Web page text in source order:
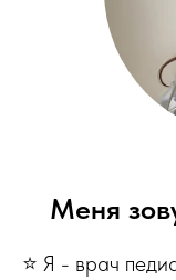
Меня
⭐️ Я - врач